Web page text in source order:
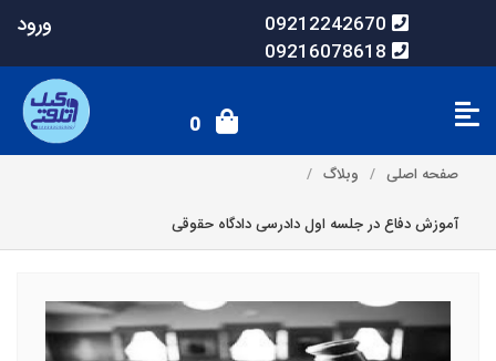
09212242670
09216078618
ورود
0
صفحه اصلی وبلاگ
آموزش دفاع در جلسه اول دادرسی دادگاه حقوقی